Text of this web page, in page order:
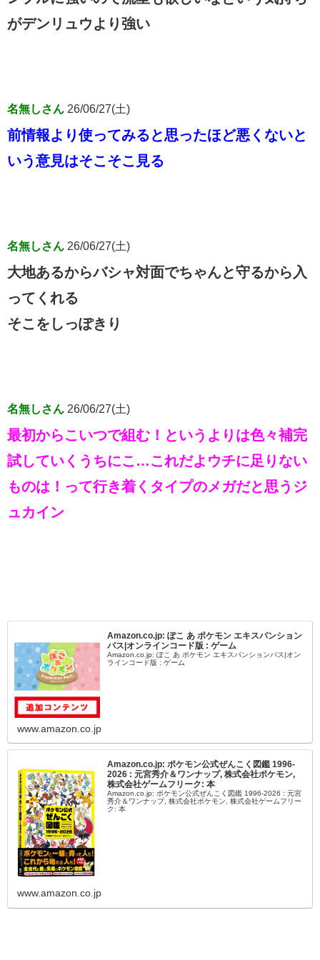
がデンリュウより強い
名無しさん 26/06/27(土)
前情報より使ってみると思ったほど悪くないと
いう意見はそこそこ見る
名無しさん 26/06/27(土)
大地あるからバシャ対面でちゃんと守るから入
ってくれる
そこをしっぽきり
名無しさん 26/06/27(土)
最初からこいつで組む！というよりは色々補完
試していくうちにこ…これだよウチに足りない
ものは！って行き着くタイプのメガだと思うジ
ュカイン
Amazon.co.jp: ぽこ あ ポケモン エキスパンション
パス|オンラインコード版 : ゲーム
Amazon.co.jp: ぽこ あ ポケモン エキスパンションパス|オン
ラインコード版 : ゲーム
www.amazon.co.jp
Amazon.co.jp: ポケモン公式ぜんこく図鑑 1996-
2026 : 元宮秀介＆ワンナップ, 株式会社ポケモン,
株式会社ゲームフリーク: 本
Amazon.co.jp: ポケモン公式ぜんこく図鑑 1996-2026 : 元宮
秀介＆ワンナップ, 株式会社ポケモン, 株式会社ゲームフリー
ク: 本
www.amazon.co.jp